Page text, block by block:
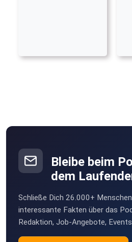
Bleibe beim
dem
Schließe Dich 26.000+
interessante Fakten über das
Redaktion, Job-Angebote,